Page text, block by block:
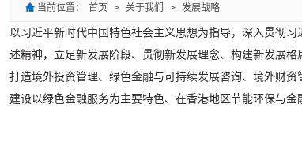
当前位置： 首页 > 关于我们 > 发展战略
以习近平新时代中国特色社会主义思想为指导，深入贯彻
述精神，立足新发展阶段、贯彻新发展理念、构建新发展
打造境外投资管理、绿色金融与可持续发展咨询、境外财
建设以绿色金融服务为主要特色、在香港地区节能环保与金